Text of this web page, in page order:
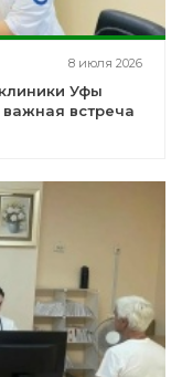
8 июля 2026
Уфы
встреча